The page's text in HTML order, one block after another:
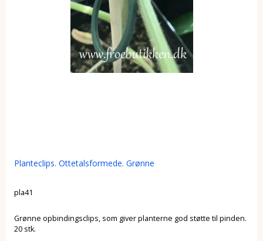
Planteclips. Ottetalsformede. Grønne
pla41
Grønne opbindingsclips, som giver planterne god støtte til pinden.
20 stk.